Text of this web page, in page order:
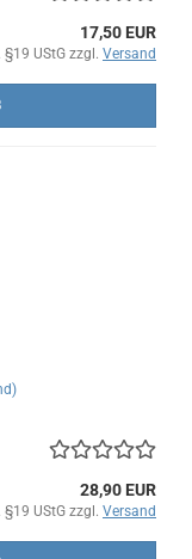
17,50 EUR
UStG zzgl. Versand
28,90 EUR
UStG zzgl. Versand